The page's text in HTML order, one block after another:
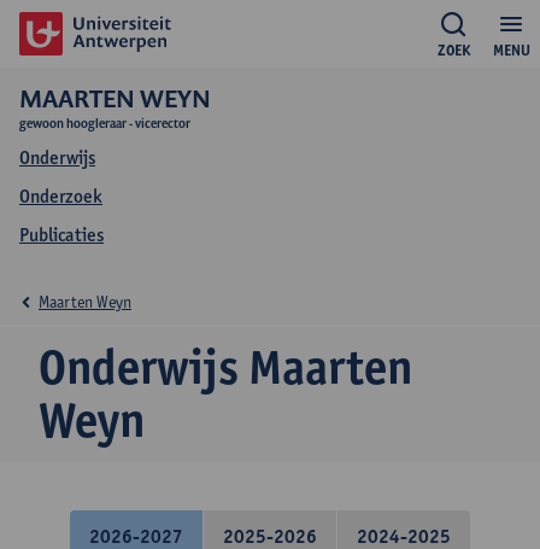
MENU
ZOEK
MAARTEN WEYN
gewoon hoogleraar - vicerector
Onderwijs
Onderzoek
Publicaties
Onderwijs Maarten
Weyn
Maarten Weyn
2026-2027 2025-2026 2024-2025